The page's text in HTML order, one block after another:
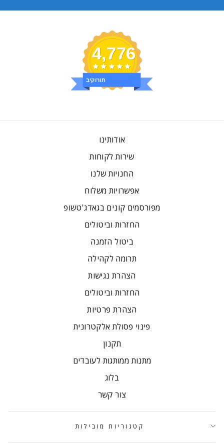
4,776
ביקורות
אודותינו
שירות לקוחות
החנויות שלנו
אפשרויות משלוח
מפורסמים קונים בגאדג'טשופ
החזרות וביטולים
ביטול הזמנה
תרומה לקהילה
הצהרת נגישות
החזרות וביטולים
הצהרת פרטיות
פינוי פסולת אלקטרונית
תקנון
מתנות ממותגות לעובדים
בלוג
צור קשר
קטגוריות מובילות